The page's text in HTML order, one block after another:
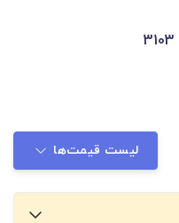
لیست قیمت‌ها